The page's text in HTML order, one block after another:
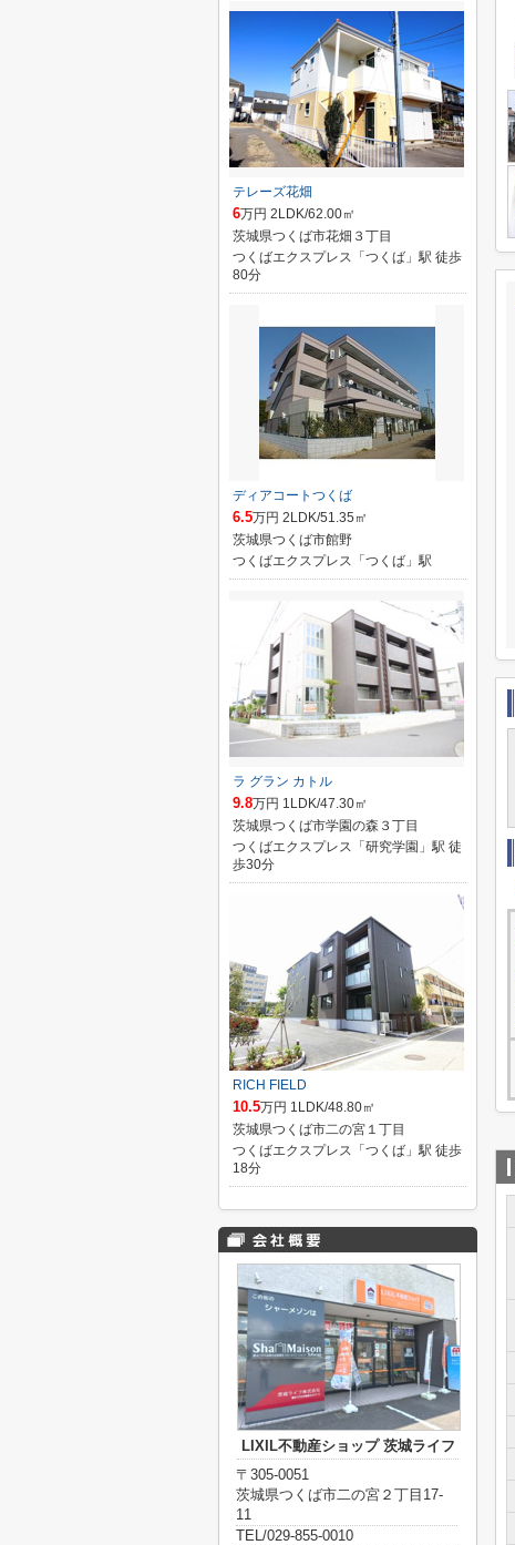
テレーズ花畑
6万円 2LDK/62.00㎡
茨城県つくば市花畑３丁目
つくばエクスプレス「つくば」駅 徒歩
80分
ディアコートつくば
6.5万円 2LDK/51.35㎡
茨城県つくば市館野
つくばエクスプレス「つくば」駅
ラ グラン カトル
9.8万円 1LDK/47.30㎡
茨城県つくば市学園の森３丁目
つくばエクスプレス「研究学園」駅 徒
歩30分
RICH FIELD
10.5万円 1LDK/48.80㎡
茨城県つくば市二の宮１丁目
つくばエクスプレス「つくば」駅 徒歩
18分
LIXIL不動産ショップ 茨城ライフ
〒305-0051
茨城県つくば市二の宮２丁目17-
11
TEL/029-855-0010